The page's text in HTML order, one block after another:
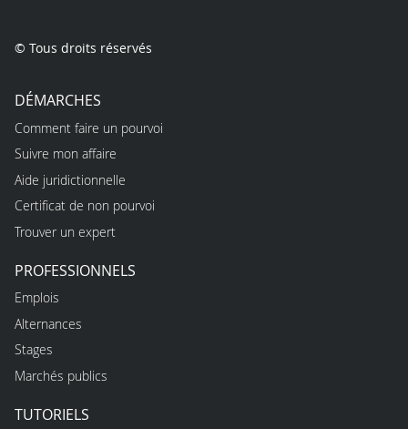
© Tous droits réservés
DÉMARCHES
Comment faire un pourvoi
Suivre mon affaire
Aide juridictionnelle
Certificat de non pourvoi
Trouver un expert
PROFESSIONNELS
Emplois
Alternances
Stages
Marchés publics
TUTORIELS